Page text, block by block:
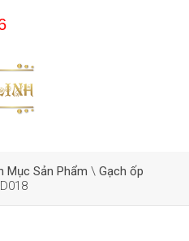
Mục Sản Phẩm \ Gạch ốp